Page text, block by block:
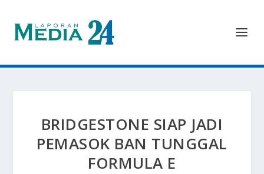
BRIDGESTONE SIAP JADI
PEMASOK BAN TUNGGAL
FORMULA E